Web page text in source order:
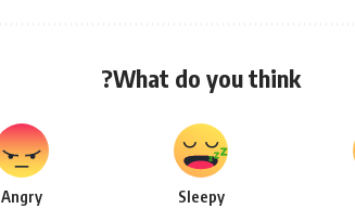
What do you think?
Sleepy
Angry